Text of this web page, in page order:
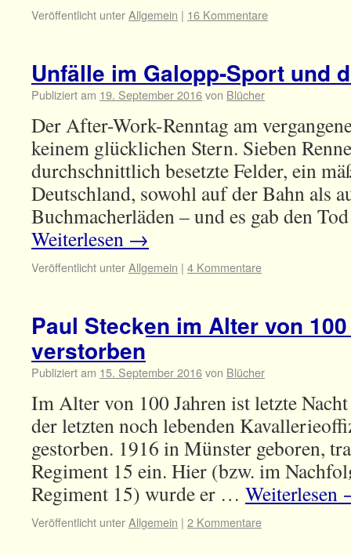
Veröffentlicht unterAllgemein | 16 Kommentare
Unfälle im Galopp-Sport und
Publiziert am 19. September 2016von Blücher
Der After-Work-Renntag am
keinem glücklichen Stern. Sieben
durchschnittlich besetzte Felder, ein
Deutschland, sowohl auf der Bahn als
Buchmacherläden – und es gab den
Weiterlesen →
Veröffentlicht unterAllgemein | 4 Kommentare
Paul Stecken im Alter von
verstorben
Publiziert am 15. September 2016von Blücher
Im Alter von 100 Jahren ist letzte
der letzten noch lebenden
gestorben. 1916 in Münster geboren,
Regiment 15 ein. Hier (bzw. im
Regiment 15) wurde er … Weiterlesen
Veröffentlicht unterAllgemein | 2 Kommentare